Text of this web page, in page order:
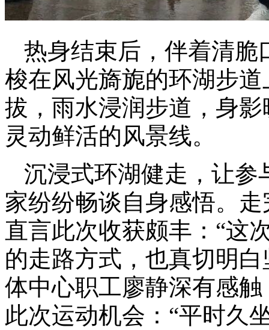
热身结束后，伴着清脆
梭在风光旖旎的环湖步
拔，雨水浸润步道，身
灵动鲜活的风景线。
沉浸式环湖健走，让参
家纷纷畅谈自身感悟。
直言此次收获颇丰：“这
的走路方式，也真切明
体中心职工廖静深有感
此次运动机会：“平时久